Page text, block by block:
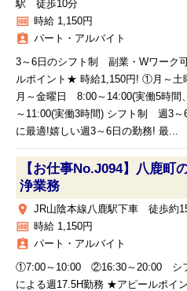
駅 徒歩10分
money 時給 1,150円
assignment_ind パート・アルバイト
3～6日のシフト制 副業・Wワー
ルポイント★ 時給1,150円! ①月～
月～金曜日 8:00～14:00(実働5時
～11:00(実働3時間) シフト制 週3
に最適!嬉しい週3～6日の勤務! 最...
【お仕事No.J094】八鹿町
浄業務
place JR山陰本線八鹿駅下車 徒歩約
money 時給 1,150円
assignment_ind パート・アルバイト
①7:00～10:00 ②16:30～20:00 シ
による週17.5H勤務 ★アピールポイ